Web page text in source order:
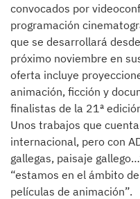
convocados por
programación
que se desarrollará
próximo noviembre en
oferta incluye
animación, ficción y
finalistas de la 21ª
Unos trabajos que
internacional, pero con
gallegas, paisaje
“estamos en el ámbito
películas de animación”.